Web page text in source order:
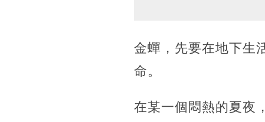
金蟬，先要在地下生
命。
在某一個悶熱的夏夜